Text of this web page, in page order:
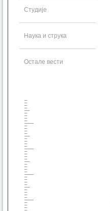
Студије
Наука и струка
Остале вести